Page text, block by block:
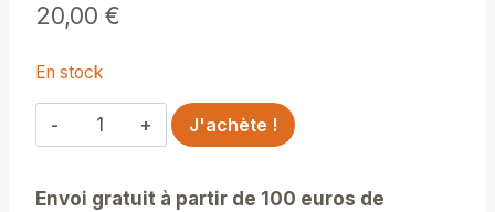
20,00 €
En stock
quantité
de
Bag
J'achète !
Envoi gratuit à partir de 100 euros de